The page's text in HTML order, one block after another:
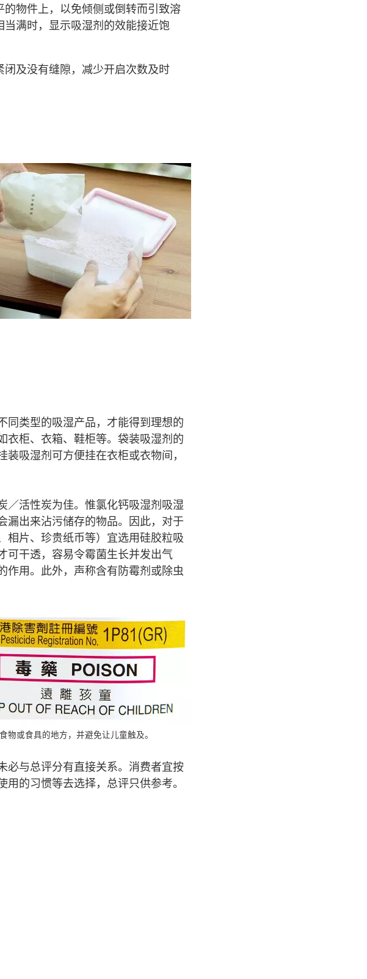
物件上，以免倾侧或倒转而引致溶
满时，显示吸湿剂的效能接近饱
及没有缝隙，减少开启次数及时
同类型的吸湿产品，才能得到理想的
衣柜、衣箱、鞋柜等。袋装吸湿剂的
吸湿剂可方便挂在衣柜或衣物间，
／活性炭为佳。惟氯化钙吸湿剂吸湿
漏出来沾污储存的物品。因此，对于
相片、珍贵纸币等）宜选用硅胶粒吸
可干透，容易令霉菌生长并发出气
作用。此外，声称含有防霉剂或除虫
或食具的地方，并避免让儿童触及。
必与总评分有直接关系。消费者宜按
的习惯等去选择，总评只供参考。